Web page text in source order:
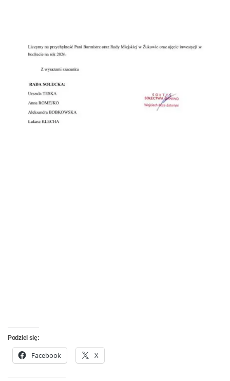
Podziel się:
Facebook X